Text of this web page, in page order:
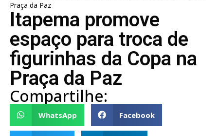
Praça da Paz
Itapema promove
espaço para troca de
figurinhas da Copa na
Praça da Paz
Compartilhe:
WhatsApp Facebook